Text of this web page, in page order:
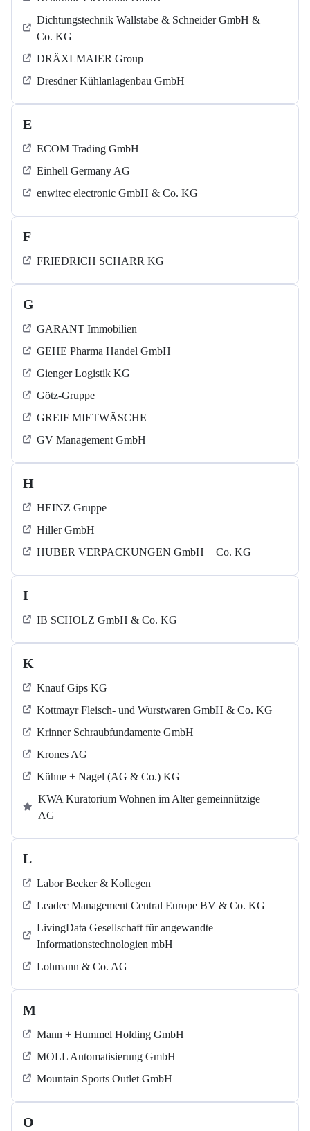
Dichtungstechnik Wallstabe & Schneider GmbH &
Co. KG
DRÄXLMAIER Group
Dresdner Kühlanlagenbau GmbH
E
ECOM Trading GmbH
Einhell Germany AG
enwitec electronic GmbH & Co. KG
F
FRIEDRICH SCHARR KG
G
GARANT Immobilien
GEHE Pharma Handel GmbH
Gienger Logistik KG
Götz-Gruppe
GREIF MIETWÄSCHE
GV Management GmbH
H
HEINZ Gruppe
Hiller GmbH
HUBER VERPACKUNGEN GmbH + Co. KG
I
IB SCHOLZ GmbH & Co. KG
K
Knauf Gips KG
Kottmayr Fleisch- und Wurstwaren GmbH & Co. KG
Krinner Schraubfundamente GmbH
Krones AG
Kühne + Nagel (AG & Co.) KG
KWA Kuratorium Wohnen im Alter gemeinnützige
AG
L
Labor Becker & Kollegen
Leadec Management Central Europe BV & Co. KG
LivingData Gesellschaft für angewandte
Informationstechnologien mbH
Lohmann & Co. AG
M
Mann + Hummel Holding GmbH
MOLL Automatisierung GmbH
Mountain Sports Outlet GmbH
O